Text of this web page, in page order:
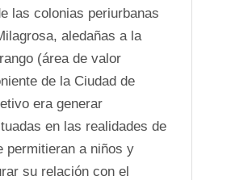
las colonias periurbanas
aledañas a la
(área de valor
de la Ciudad de
era generar
en las realidades de
permitieran a niños y
su relación con el